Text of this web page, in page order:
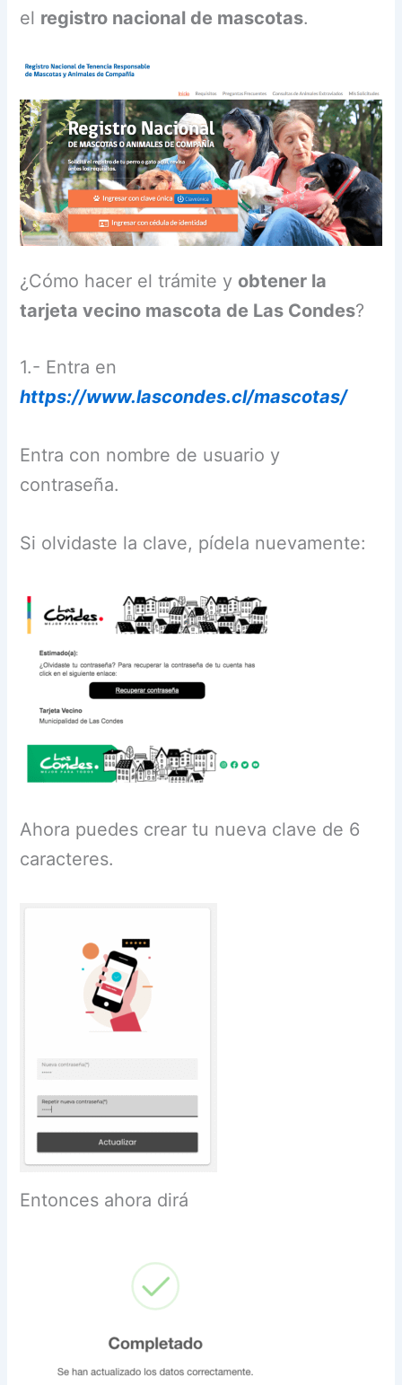
el registro nacional de mascotas.
¿Cómo hacer el trámite yobtener la
tarjeta vecino mascota de Las Condes?
1.- Entra en
https://www.lascondes.cl/mascotas/
Entra con nombre de usuario y
contraseña.
Si olvidaste la clave, pídela nuevamente:
Ahora puedes crear tu nueva clave de 6
caracteres.
Entonces ahora dirá